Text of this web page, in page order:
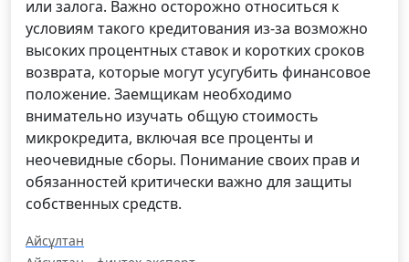
или залога. Важно осторожно относиться к
условиям такого кредитования из-за возможно
высоких процентных ставок и коротких сроков
возврата, которые могут усугубить финансовое
положение. Заемщикам необходимо
внимательно изучать общую стоимость
микрокредита, включая все проценты и
неочевидные сборы. Понимание своих прав и
обязанностей критически важно для защиты
собственных средств.
Айсұлтан